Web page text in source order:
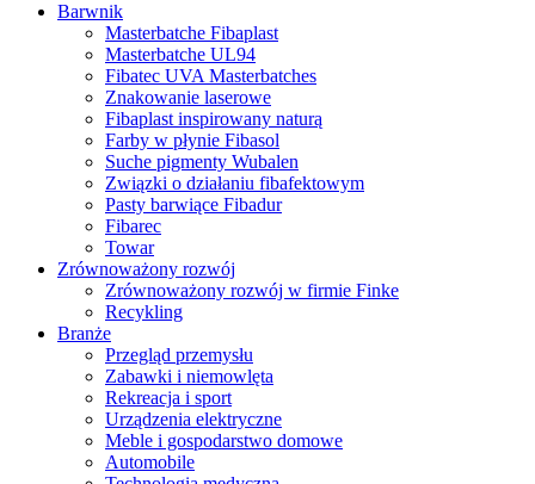
Barwnik
Masterbatche Fibaplast
Masterbatche UL94
Fibatec UVA Masterbatches
Znakowanie laserowe
Fibaplast inspirowany naturą
Farby w płynie Fibasol
Suche pigmenty Wubalen
Związki o działaniu fibafektowym
Pasty barwiące Fibadur
Fibarec
Towar
Zrównoważony rozwój
Zrównoważony rozwój w firmie Finke
Recykling
Branże
Przegląd przemysłu
Zabawki i niemowlęta
Rekreacja i sport
Urządzenia elektryczne
Meble i gospodarstwo domowe
Automobile